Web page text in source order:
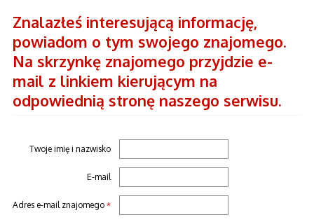
Znalazłeś interesującą informację,
powiadom o tym swojego znajomego.
Na skrzynkę znajomego przyjdzie e-
mail z linkiem kierującym na
odpowiednią stronę naszego serwisu.
Twoje imię i nazwisko
E-mail
Adres e-mail znajomego*